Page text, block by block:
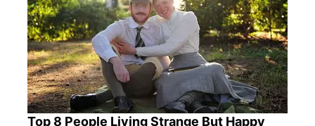
Top 8 People Living Strange But Happy